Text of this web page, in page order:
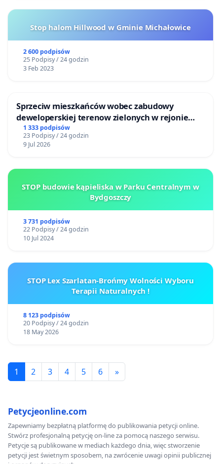
Stop halom Hillwood w Gminie Michałowice
2 600 podpisów
25 Podpisy / 24 godzin
3 Feb 2023
Sprzeciw mieszkańców wobec zabudowy
deweloperskiej terenow zielonych w rejonie
Bulwarów Straceńskich w Bielsku-Białej
1 333 podpisów
23 Podpisy / 24 godzin
9 Jul 2026
STOP budowie kąpieliska w Parku Centralnym w
Bydgoszczy
3 731 podpisów
22 Podpisy / 24 godzin
10 Jul 2024
STOP Lex Szarlatan-Brońmy Wolności Wyboru
Terapii Naturalnych !
8 123 podpisów
20 Podpisy / 24 godzin
18 May 2026
1 2 3 4 5 6 »
Petycjeonline.com
Zapewniamy bezpłatną platformę do publikowania petycji online.
Stwórz profesjonalną petycję on-line za pomocą naszego serwisu.
Petycje są publikowane w mediach każdego dnia, więc stworzenie
petycji jest świetnym sposobem, na zwrócenie uwagi opinii publicznej